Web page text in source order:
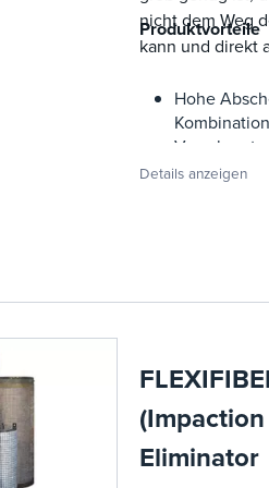
nicht dem Weg
kann und direkt
Produktvorteile
Hohe
Details anzeigen
Eliminator